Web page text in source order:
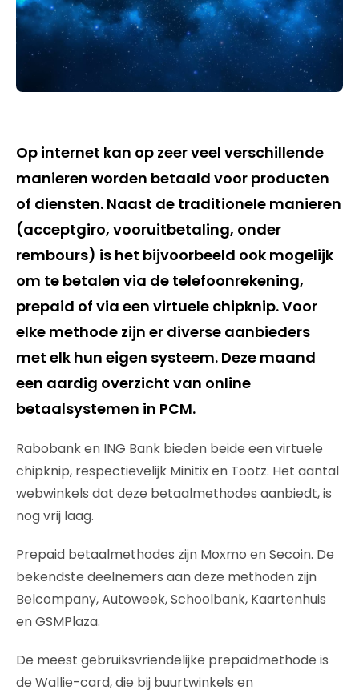
Op internet kan op zeer veel verschillende
manieren worden betaald voor producten
of diensten. Naast de traditionele manieren
(acceptgiro, vooruitbetaling, onder
rembours) is het bijvoorbeeld ook mogelijk
om te betalen via de telefoonrekening,
prepaid of via een virtuele chipknip. Voor
elke methode zijn er diverse aanbieders
met elk hun eigen systeem. Deze maand
een aardig overzicht van online
betaalsystemen in PCM.
Rabobank en ING Bank bieden beide een virtuele
chipknip, respectievelijk Minitix en Tootz. Het aantal
webwinkels dat deze betaalmethodes aanbiedt, is
nog vrij laag.
Prepaid betaalmethodes zijn Moxmo en Secoin. De
bekendste deelnemers aan deze methoden zijn
Belcompany, Autoweek, Schoolbank, Kaartenhuis
en GSMPlaza.
De meest gebruiksvriendelijke prepaidmethode is
de Wallie-card, die bij buurtwinkels en